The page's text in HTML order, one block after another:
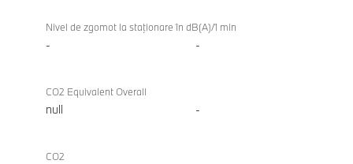
Nivel de zgomot la staţionare în dB(A)/1 min
- -
CO2 Equivalent Overall
null -
CO2